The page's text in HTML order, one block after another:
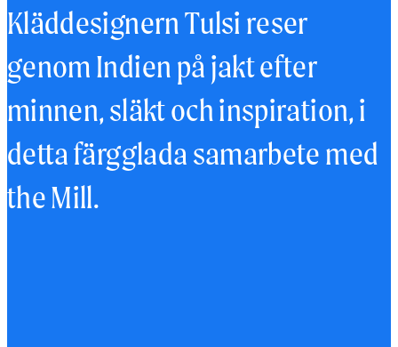
Kläddesignern Tulsi reser
genom Indien på jakt efter
minnen, släkt och inspiration, i
detta färgglada samarbete med
the Mill.